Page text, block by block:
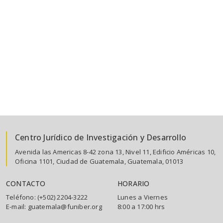
Centro Jurídico de Investigación y Desarrollo
Avenida las Americas 8-42 zona 13, Nivel 11, Edificio Américas 10,
Oficina 1101, Ciudad de Guatemala, Guatemala, 01013
CONTACTO
Teléfono: (+502) 2204-3222
E-mail: guatemala@funiber.org
HORARIO
Lunes a Viernes
8:00 a 17:00 hrs